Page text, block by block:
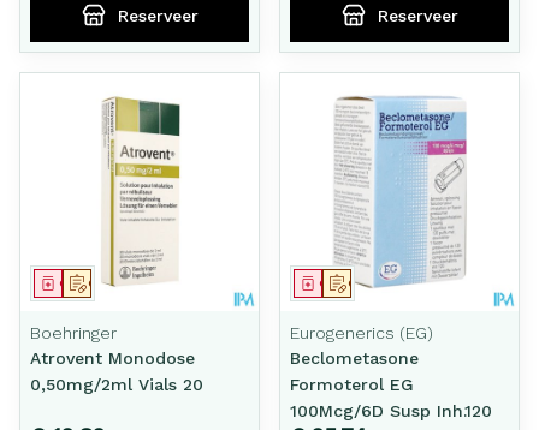
Reserveer Reserveer
Op voorschrift
Geneesmiddel
Boehringer
Atrovent Monodose
0,50mg/2ml Vials 20
Op voorschrift
Geneesmiddel
Eurogenerics (EG)
Beclometasone
Formoterol EG
100Mcg/6D Susp Inh.120